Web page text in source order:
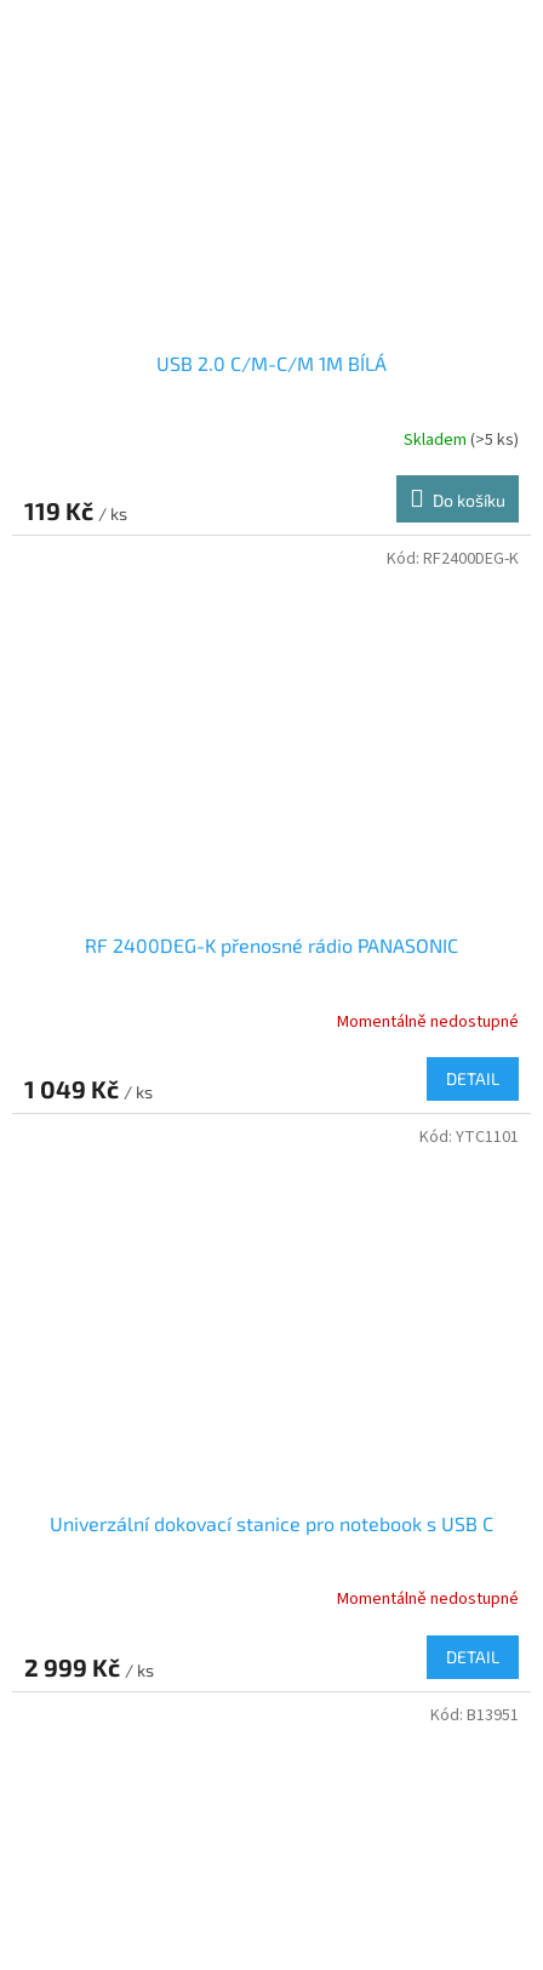
USB 2.0 C/M-C/M 1M BÍLÁ
Skladem (>5 ks)
119 Kč / ks
Do košíku
RF 2400DEG-K přenosné rádio PANASONIC
Momentálně nedostupné
1 049 Kč / ks
DETAIL
Kód: RF2400DEG-K
Univerzální dokovací stanice pro notebook s USB C
Momentálně nedostupné
2 999 Kč / ks
DETAIL
Kód: YTC1101
Kód: B13951